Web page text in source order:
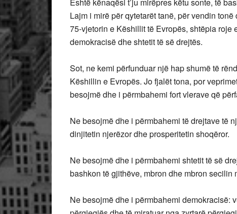
Lajm i mirë për qytetarët tanë, për vendin
75-vjetorin e Këshillit të Evropës, shtëpia roje
demokracisë dhe shtetit të së drejtës.
Sot, ne kemi përfunduar një hap shumë të
Këshillin e Evropës. Jo fjalët tona, por
besojmë dhe i përmbahemi fort vlerave që
Ne besojmë dhe i përmbahemi të drejtave të
dinjitetin njerëzor dhe prosperitetin shoqëror.
Ne besojmë dhe i përmbahemi shtetit të së
bashkon të gjithëve, mbron dhe mbron secilin
Ne besojmë dhe i përmbahemi demokracisë: